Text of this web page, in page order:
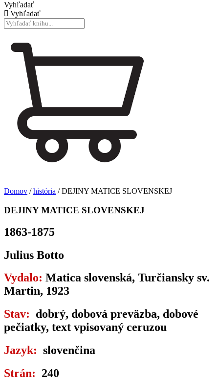
Vyhľadať
Vyhľadať
Domov /história / DEJINY MATICE SLOVENSKEJ
DEJINY MATICE SLOVENSKEJ
1863-1875
Julius Botto
Vydalo: Matica slovenská, Turčiansky sv.
Martin, 1923
Stav: dobrý, dobová preväzba, dobové
pečiatky, text vpisovaný ceruzou
Jazyk: slovenčina
Strán: 240